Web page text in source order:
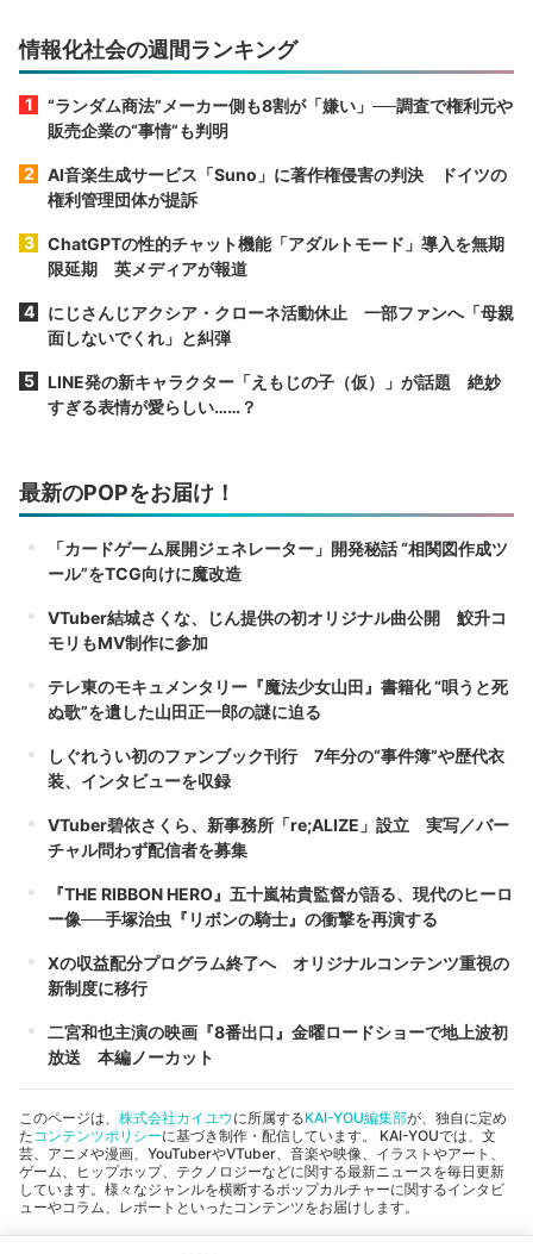
情報化社会の週間ランキング
“ランダム商法”メーカー側も8割が「嫌い」──調査で権利元や
販売企業の“事情”も判明
AI音楽生成サービス「Suno」に著作権侵害の判決 ドイツの
権利管理団体が提訴
ChatGPTの性的チャット機能「アダルトモード」導入を無期
限延期 英メディアが報道
にじさんじアクシア・クローネ活動休止 一部ファンへ「母親
面しないでくれ」と糾弾
LINE発の新キャラクター「えもじの子（仮）」が話題 絶妙
すぎる表情が愛らしい……？
最新のPOPをお届け！
「カードゲーム展開ジェネレーター」開発秘話 “相関図作成ツ
ール”をTCG向けに魔改造
VTuber結城さくな、じん提供の初オリジナル曲公開 鮫升コ
モリもMV制作に参加
テレ東のモキュメンタリー『魔法少女山田』書籍化 “唄うと死
ぬ歌”を遺した山田正一郎の謎に迫る
しぐれうい初のファンブック刊行 7年分の“事件簿”や歴代衣
装、インタビューを収録
VTuber碧依さくら、新事務所「re;ALIZE」設立 実写／バー
チャル問わず配信者を募集
『THE RIBBON HERO』五十嵐祐貴監督が語る、現代のヒーロ
ー像──手塚治虫『リボンの騎士』の衝撃を再演する
Xの収益配分プログラム終了へ オリジナルコンテンツ重視の
新制度に移行
二宮和也主演の映画『8番出口』金曜ロードショーで地上波初
放送 本編ノーカット
このページは、 株式会社カイユウに所属するKAI-YOU編集部が、独自に定め
た コンテンツポリシーに基づき制作・配信しています。 KAI-YOUでは、文
芸、アニメや漫画、YouTuberやVTuber、音楽や映像、イラストやアート、
ゲーム、ヒップホップ、テクノロジーなどに関する最新ニュースを毎日更新
しています。様々なジャンルを横断するポップカルチャーに関するインタビ
ューやコラム、レポートといったコンテンツをお届けします。